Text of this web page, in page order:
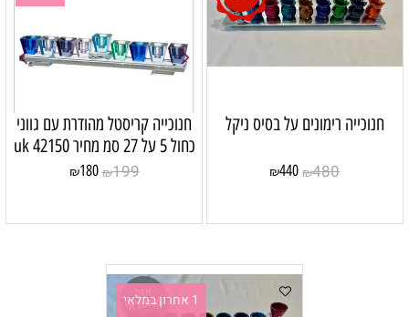
חנוכייה רימונים על בסיס ניקל
₪480
₪440
חנוכייה קריסטל מהודרת עם גווני
כחול 5 על 27 סמ מחיר uk 42150
₪199
₪180
1 אחרון במלאי